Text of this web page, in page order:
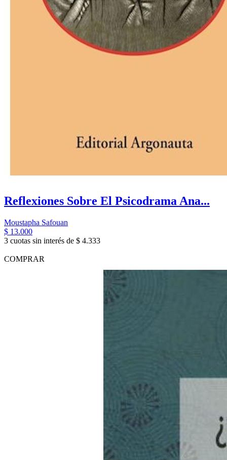
Reflexiones Sobre El Psicodrama Ana...
Moustapha Safouan
$ 13.000
3 cuotas sin interés de $ 4.333
COMPRAR